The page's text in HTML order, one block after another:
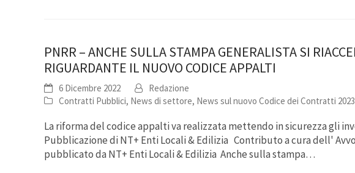
PNRR – ANCHE SULLA STAMPA GENERALISTA SI
RIGUARDANTE IL NUOVO CODICE APPALTI
6 Dicembre 2022
Redazione
Contratti Pubblici, News di settore, News sul nuovo Codice dei Contratti 2023
La riforma del codice appalti va realizzata mettendo in sicurezza gli
Pubblicazione di NT+ Enti Locali & Edilizia Contributo a cura dell'
pubblicato da NT+ Enti Locali & Edilizia Anche sulla stampa…